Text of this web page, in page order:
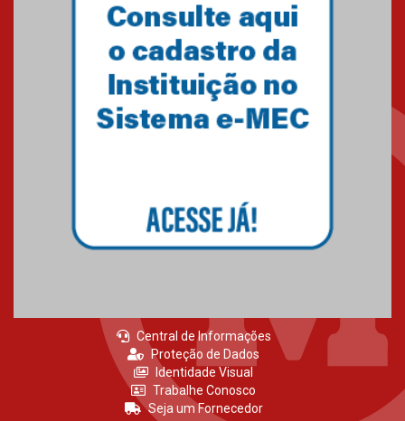
Central de Informações
Proteção de Dados
Identidade Visual
Trabalhe Conosco
Seja um Fornecedor